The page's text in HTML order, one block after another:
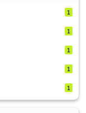
1
1
1
1
1